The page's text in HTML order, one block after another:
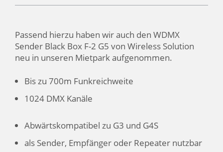
Passend hierzu haben wir auch den WDMX
Sender Black Box F-2 G5 von Wireless Solution
neu in unseren Mietpark aufgenommen.
Bis zu 700m Funkreichweite
1024 DMX Kanäle
Abwärtskompatibel zu G3 und G4S
als Sender, Empfänger oder Repeater nutzbar